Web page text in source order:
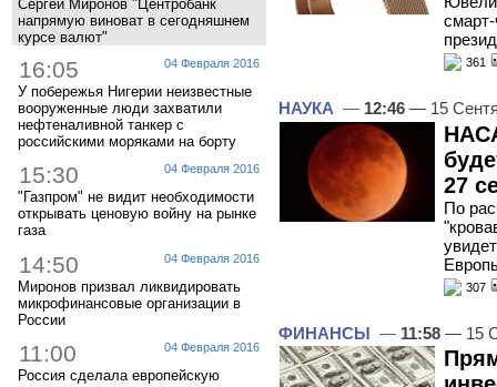
Сергей Миронов "Центробанк
напрямую виноват в сегодняшнем
курсе валют"
04 Февраля 2016
16:05
У побережья Нигерии неизвестные
вооруженные люди захватили
нефтеналивной танкер с
российскими моряками на борту
04 Февраля 2016
15:30
"Газпром" не видит необходимости
открывать ценовую войну на рынке
газа
04 Февраля 2016
14:50
Миронов призвал ликвидировать
микрофинансовые организации в
России
04 Февраля 2016
11:00
Россия сделала европейскую
361
НАУКА — 12:46 — 15
27
По
307
ФИНАНСЫ — 11:58 — 15